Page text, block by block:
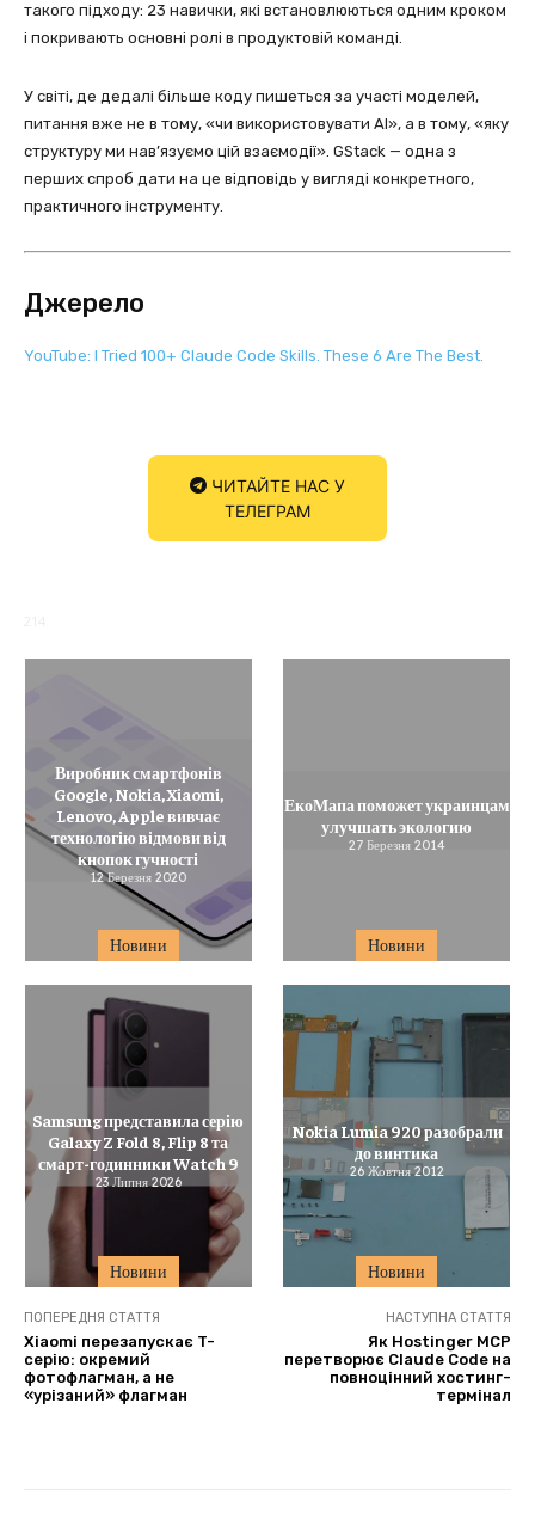
такого підходу: 23 навички, які встановлюються одним кроком
і покривають основні ролі в продуктовій команді.
У світі, де дедалі більше коду пишеться за участі моделей,
питання вже не в тому, «чи використовувати AI», а в тому, «яку
структуру ми нав’язуємо цій взаємодії». GStack — одна з
перших спроб дати на це відповідь у вигляді конкретного,
практичного інструменту.
Джерело
YouTube: I Tried 100+ Claude Code Skills. These 6 Are The Best.
ЧИТАЙТЕ НАС У
ТЕЛЕГРАМ
Новини
Виробник смартфонів
Google, Nokia, Xiaomi,
Lenovo, Apple вивчає
технологію відмови від
кнопок гучності
12 Березня 2020
Новини
ЕкоМапа поможет украинцам
улучшать экологию
27 Березня 2014
Новини
Samsung представила серію
Galaxy Z Fold 8, Flip 8 та
смарт-годинники Watch 9
23 Липня 2026
Новини
Nokia Lumia 920 разобрали
до винтика
26 Жовтня 2012
ПОПЕРЕДНЯ СТАТТЯ
Xiaomi перезапускає T-
серію: окремий
фотофлагман, а не
«урізаний» флагман
НАСТУПНА СТАТТЯ
Як Hostinger MCP
перетворює Claude Code на
повноцінний хостинг-
термінал